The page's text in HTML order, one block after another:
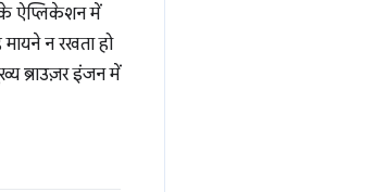
ऐप्लिकेशन में
न रखता हो
ब्राउज़र इंजन में